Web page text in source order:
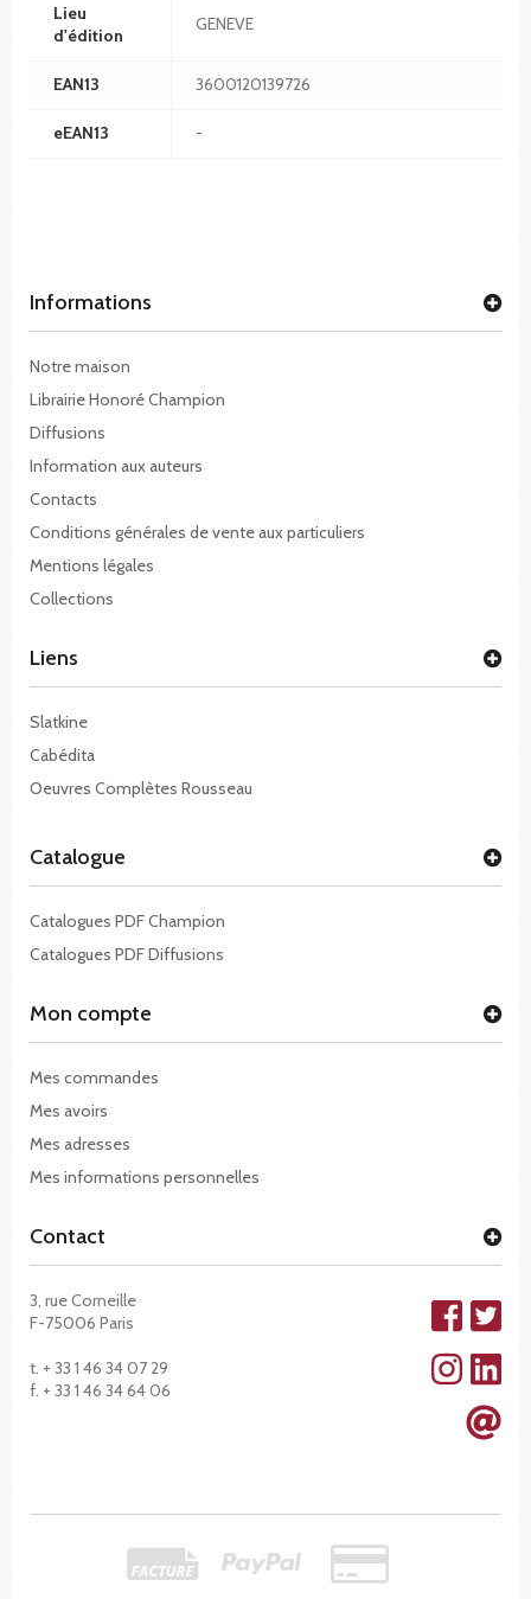
Lieu
d'édition
GENEVE
EAN13 3600120139726
eEAN13 -
Informations
Notre maison
Librairie Honoré Champion
Diffusions
Information aux auteurs
Contacts
Conditions générales de vente aux particuliers
Mentions légales
Collections
Liens
Slatkine
Cabédita
Oeuvres Complètes Rousseau
Catalogue
Catalogues PDF Champion
Catalogues PDF Diffusions
Mon compte
Mes commandes
Mes avoirs
Mes adresses
Mes informations personnelles
Contact
3, rue Corneille
F-75006 Paris
t. + 33 1 46 34 07 29
f. + 33 1 46 34 64 06